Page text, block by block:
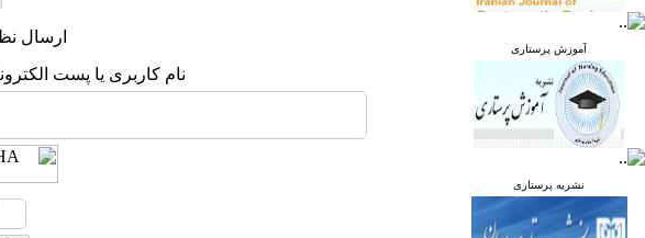
آموزش پرستاری
نشریه پرستاری
ارسال
نام کاربری یا پست